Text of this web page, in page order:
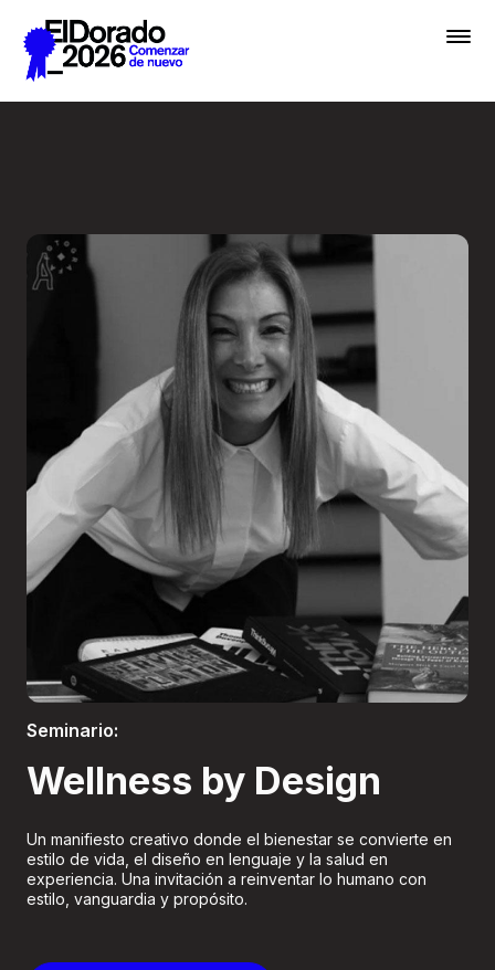
Saltar al contenido principal
Academias
Inscribir
Boletería
Seminario:
Wellness by Design
Un manifiesto creativo donde el bienestar se convierte en
estilo de vida, el diseño en lenguaje y la salud en
experiencia. Una invitación a reinventar lo humano con
estilo, vanguardia y propósito.